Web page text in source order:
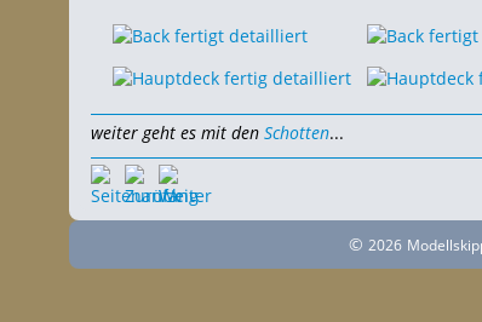
weiter geht es mit den Schotten...
© 2026